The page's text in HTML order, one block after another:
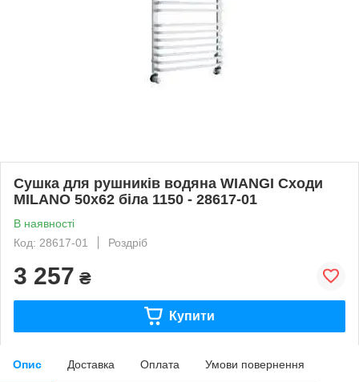
Сушка для рушників водяна WIANGI Сходи
MILANO 50х62 біла 1150 - 28617-01
В наявності
Код: 28617-01
Роздріб
3 257 ₴
Купити
Опис Доставка Оплата Умови повернення